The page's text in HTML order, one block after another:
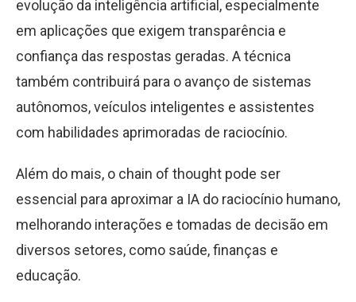
evolução da inteligência artificial, especialmente
em aplicações que exigem transparência e
confiança das respostas geradas. A técnica
também contribuirá para o avanço de sistemas
autônomos, veículos inteligentes e assistentes
com habilidades aprimoradas de raciocínio.
Além do mais, o chain of thought pode ser
essencial para aproximar a IA do raciocínio humano,
melhorando interações e tomadas de decisão em
diversos setores, como saúde, finanças e
educação.